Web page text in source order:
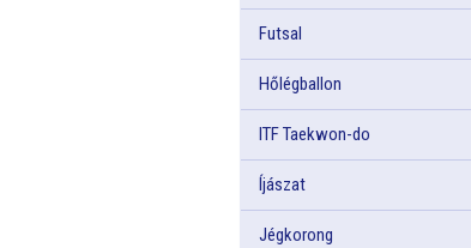
Futsal
Hőlégballon
ITF Taekwon-do
Íjászat
Jégkorong